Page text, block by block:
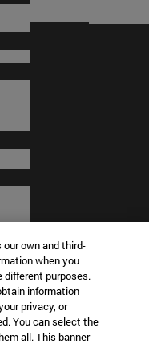
own and third-
when you
different purposes.
information
privacy, or
You can select the
all. This banner